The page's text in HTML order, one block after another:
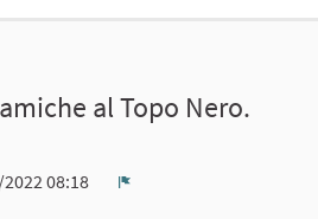
al Topo Nero.
08:18